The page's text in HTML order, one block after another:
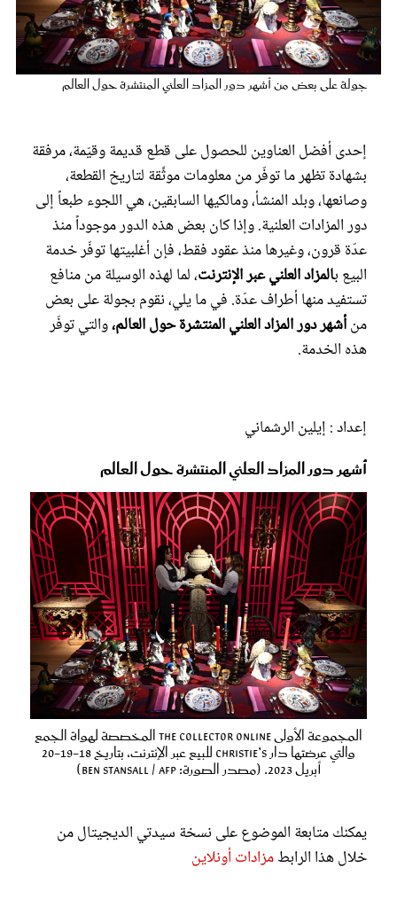
جولة على بعض من أشهر دور المزاد العلني المنتشرة حول العالم
إحدى أفضل العناوين للحصول على قطع قديمة وقيّمة، مرفقة
بشهادة تظهر ما توفّر من معلومات موثِّقة لتاريخ القطعة،
وصانعها، وبلد المنشأ، ومالكيها السابقين، هي اللجوء طبعاً إلى
دور المزادات العلنية. وإذا كان بعض هذه الدور موجوداً منذ
عدّة قرون، وغيرها منذ عقود فقط، فإن أغلبيتها توفّر خدمة
البيع بالمزاد العلني عبر الإنترنت، لما لهذه الوسيلة من منافع
تستفيد منها أطراف عدّة. في ما يلي، نقوم بجولة على بعض
منأشهر دور المزاد العلني المنتشرة حول العالم،والتي توفّر
هذه الخدمة.
إعداد : إيلين الرشماني
أشهر دور المزاد العلني المنتشرة حول العالم
المجموعة الأولى The Collector online المخصصة لهواة الجمع
والتي عرضتها دار Christie’s للبيع عبر الإنترنت، بتاريخ 18-19-20
أبريل 2023. (مصدر الصورة: Ben Stansall / AFP)
يمكنك متابعة الموضوع على نسخة سيدتي الديجيتال من
خلال هذا الرابطمزادات أونلاين
عروس سيدتي
مجلة سيدتي
غلاف رفمي